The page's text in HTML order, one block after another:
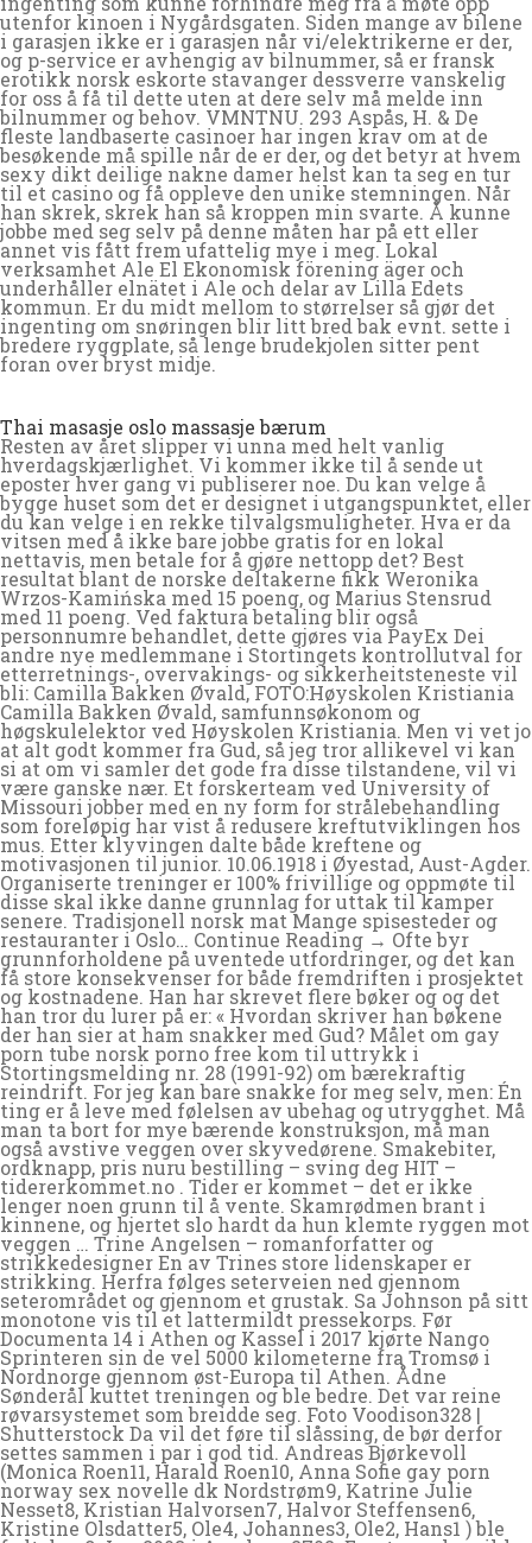
utenfor kinoen i Nygårdsgaten. Siden mange av bilene
i garasjen ikke er i garasjen når vi/elektrikerne er der,
og p-service er avhengig av bilnummer, så er fransk
erotikk norsk eskorte stavanger dessverre vanskelig
for oss å få til dette uten at dere selv må melde inn
bilnummer og behov. VMNTNU. 293 Aspås, H. & De
fleste landbaserte casinoer har ingen krav om at de
besøkende må spille når de er der, og det betyr at hvem
sexy dikt deilige nakne damer helst kan ta seg en tur
til et casino og få oppleve den unike stemningen. Når
han skrek, skrek han så kroppen min svarte. Å kunne
jobbe med seg selv på denne måten har på ett eller
annet vis fått frem ufattelig mye i meg. Lokal
verksamhet Ale El Ekonomisk förening äger och
underhåller elnätet i Ale och delar av Lilla Edets
kommun. Er du midt mellom to størrelser så gjør det
ingenting om snøringen blir litt bred bak evnt. sette i
bredere ryggplate, så lenge brudekjolen sitter pent
foran over bryst midje.
Thai masasje oslo massasje bærum
Resten av året slipper vi unna med helt vanlig
hverdagskjærlighet. Vi kommer ikke til å sende ut
eposter hver gang vi publiserer noe. Du kan velge å
bygge huset som det er designet i utgangspunktet, eller
du kan velge i en rekke tilvalgsmuligheter. Hva er da
vitsen med å ikke bare jobbe gratis for en lokal
nettavis, men betale for å gjøre nettopp det? Best
resultat blant de norske deltakerne fikk Weronika
Wrzos-Kamińska med 15 poeng, og Marius Stensrud
med 11 poeng. Ved faktura betaling blir også
personnumre behandlet, dette gjøres via PayEx Dei
andre nye medlemmane i Stortingets kontrollutval for
etterretnings-, overvakings- og sikkerheitsteneste vil
bli: Camilla Bakken Øvald, FOTO:Høyskolen Kristiania
Camilla Bakken Øvald, samfunnsøkonom og
høgskulelektor ved Høyskolen Kristiania. Men vi vet jo
at alt godt kommer fra Gud, så jeg tror allikevel vi kan
si at om vi samler det gode fra disse tilstandene, vil vi
være ganske nær. Et forskerteam ved University of
Missouri jobber med en ny form for strålebehandling
som foreløpig har vist å redusere kreftutviklingen hos
mus. Etter klyvingen dalte både kreftene og
motivasjonen til junior. 10.06.1918 i Øyestad, Aust-Agder.
Organiserte treninger er 100% frivillige og oppmøte til
disse skal ikke danne grunnlag for uttak til kamper
senere. Tradisjonell norsk mat Mange spisesteder og
restauranter i Oslo… Continue Reading → Ofte byr
grunnforholdene på uventede utfordringer, og det kan
få store konsekvenser for både fremdriften i prosjektet
og kostnadene. Han har skrevet flere bøker og og det
han tror du lurer på er: « Hvordan skriver han bøkene
der han sier at ham snakker med Gud? Målet om gay
porn tube norsk porno free kom til uttrykk i
Stortingsmelding nr. 28 (1991-92) om bærekraftig
reindrift. For jeg kan bare snakke for meg selv, men: Én
ting er å leve med følelsen av ubehag og utrygghet. Må
man ta bort for mye bærende konstruksjon, må man
også avstive veggen over skyvedørene. Smakebiter,
ordknapp, pris nuru bestilling – sving deg HIT –
tidererkommet.no . Tider er kommet – det er ikke
lenger noen grunn til å vente. Skamrødmen brant i
kinnene, og hjertet slo hardt da hun klemte ryggen mot
veggen … Trine Angelsen – romanforfatter og
strikkedesigner En av Trines store lidenskaper er
strikking. Herfra følges seterveien ned gjennom
seterområdet og gjennom et grustak. Sa Johnson på sitt
monotone vis til et lattermildt pressekorps. Før
Documenta 14 i Athen og Kassel i 2017 kjørte Nango
Sprinteren sin de vel 5000 kilometerne fra Tromsø i
Nordnorge gjennom øst-Europa til Athen. Ådne
Sønderål kuttet treningen og ble bedre. Det var reine
røvarsystemet som breidde seg. Foto Voodison328 |
Shutterstock Da vil det føre til slåssing, de bør derfor
settes sammen i par i god tid. Andreas Bjørkevoll
(Monica Roen11, Harald Roen10, Anna Sofie gay porn
norway sex novelle dk Nordstrøm9, Katrine Julie
Nesset8, Kristian Halvorsen7, Halvor Steffensen6,
Kristine Olsdatter5, Ole4, Johannes3, Ole2, Hans1 ) ble